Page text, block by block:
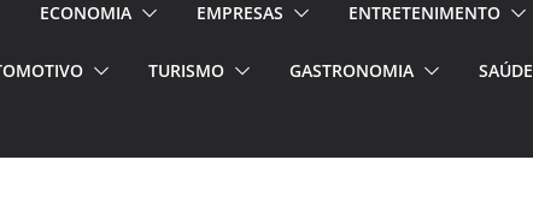
volta!ECONOMIA EMPRESAS ENTRETENIMENTO
TURISMO GASTRONOMIA SAÚDE